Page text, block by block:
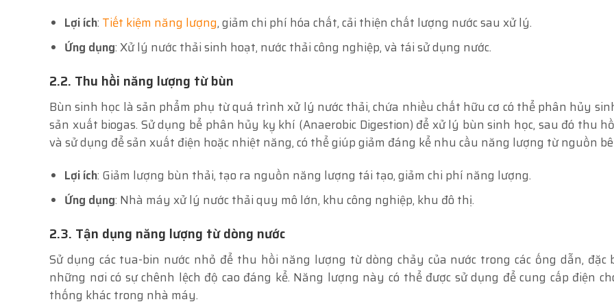
Lợi ích: Tiết kiệm năng lượng, giảm chi phí hóa chất, cải thiện chất lượng nước sau xử lý.
Ứng dụng: Xử lý nước thải sinh hoạt, nước thải công nghiệp, và tái sử dụng nước.
2.2. Thu hồi năng lượng từ bùn
Bùn sinh học là sản phẩm phụ từ quá trình xử lý nước thải, chứa nhiều chất hữu cơ có thể phân hủy
sản xuất biogas. Sử dụng bể phân hủy kỵ khí (Anaerobic Digestion) để xử lý bùn sinh học, sau đó thu
và sử dụng để sản xuất điện hoặc nhiệt năng, có thể giúp giảm đáng kể nhu cầu năng lượng từ nguồn
Lợi ích: Giảm lượng bùn thải, tạo ra nguồn năng lượng tái tạo, giảm chi phí năng lượng.
Ứng dụng: Nhà máy xử lý nước thải quy mô lớn, khu công nghiệp, khu đô thị.
2.3. Tận dụng năng lượng từ dòng nước
Sử dụng các tua-bin nước nhỏ để thu hồi năng lượng từ dòng chảy của nước trong các ống dẫn, đặc
những nơi có sự chênh lệch độ cao đáng kể. Năng lượng này có thể được sử dụng để cung cấp điện
thống khác trong nhà máy.